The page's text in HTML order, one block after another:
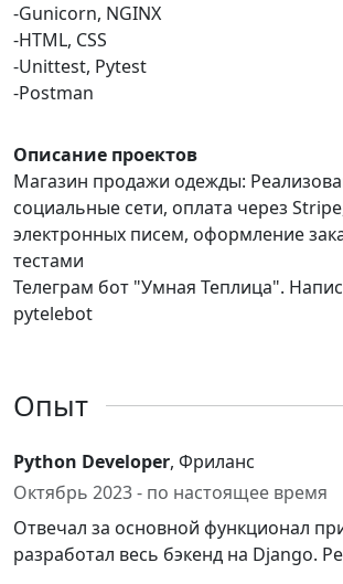
-Gunicorn, NGINX
-HTML, CSS
-Unittest, Pytest
-Postman
Описание проектов
Магазин продажи одежды:
социальные сети, оплата через
электронных писем, оформление
тестами
Телеграм бот "Умная Теплица".
pytelebot
Опыт
Python Developer, Фриланс
Октябрь 2023 - по настоящее время
Отвечал за основной функционал
разработал весь бэкенд на Django.